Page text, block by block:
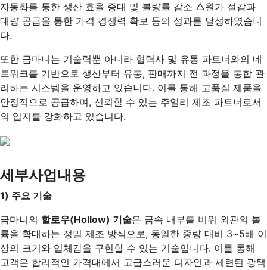
자동화를 통한 생산 효율 증대 및 불량률 감소 △원가 절감과
대량 공급을 통한 가격 경쟁력 확보 등의 성과를 달성하였습니
다.
또한 금마니는 기술력뿐 아니라 협력사 및 유통 파트너와의 네
트워크를 기반으로 생산부터 유통, 판매까지 전 과정을 통합 관
리하는 시스템을 운영하고 있습니다. 이를 통해 고품질 제품을
안정적으로 공급하며, 신뢰할 수 있는 주얼리 제조 파트너로서
의 입지를 강화하고 있습니다.
세부사업내용
1) 주요 기술
금마니의 할로우(Hollow) 기술은 금속 내부를 비워 외관의 볼
륨을 확대하는 정밀 제조 방식으로, 동일한 중량 대비 3~5배 이
상의 크기와 입체감을 구현할 수 있는 기술입니다. 이를 통해
고객은 합리적인 가격대에서 고급스러운 디자인과 세련된 광택